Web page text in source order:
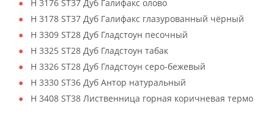
H 3176 ST37 Дуб Галифакс олово
H 3178 ST37 Дуб Галифакс глазурованный чёрный
H 3309 ST28 Дуб Гладстоун песочный
H 3325 ST28 Дуб Гладстоун табак
H 3326 ST28 Дуб Гладстоун серо-бежевый
H 3330 ST36 Дуб Антор натуральный
H 3408 ST38 Лиственница горная коричневая термо